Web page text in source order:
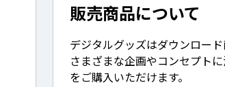
販売商品について
デジタルグッズはダウンロード
さまざまな企画やコンセプト
をご購入いただけます。